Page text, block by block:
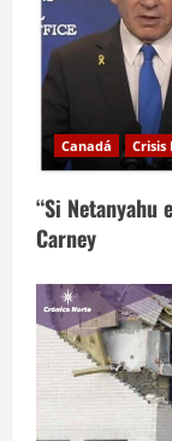
Canadá
“Si Netanyahu
Carney